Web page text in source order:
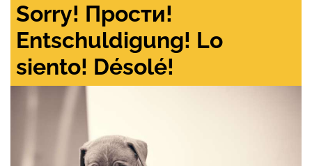
Sorry! Прости!
Entschuldigung! Lo
siento! Désolé!